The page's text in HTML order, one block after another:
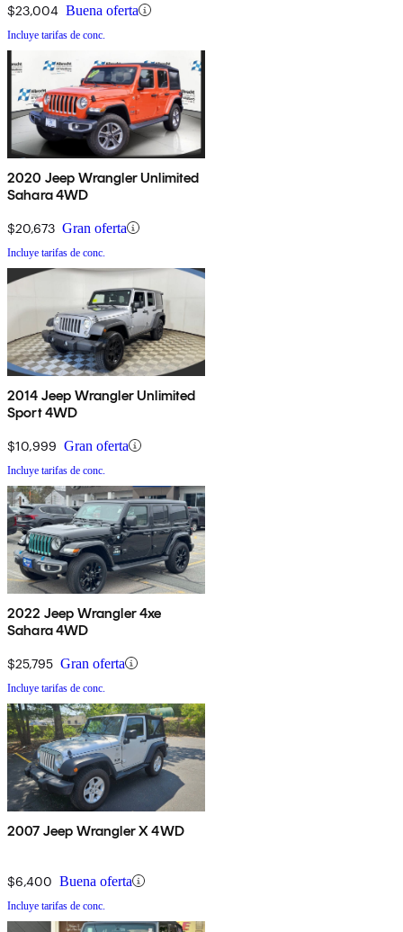
$23,004 Buena oferta
Incluye tarifas de conc.
2020 Jeep Wrangler Unlimited
Sahara 4WD
$20,673 Gran oferta
Incluye tarifas de conc.
2014 Jeep Wrangler Unlimited
Sport 4WD
$10,999 Gran oferta
Incluye tarifas de conc.
2022 Jeep Wrangler 4xe
Sahara 4WD
$25,795 Gran oferta
Incluye tarifas de conc.
2007 Jeep Wrangler X 4WD
$6,400 Buena oferta
Incluye tarifas de conc.